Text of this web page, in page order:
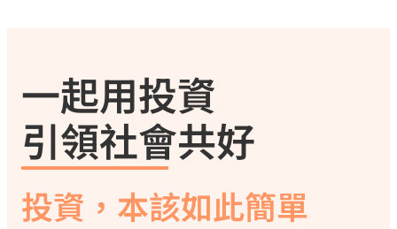
一起用投資
引領社會共好
投資，本該如此簡單